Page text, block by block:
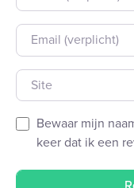
E-mail
Site
Bewaar mijn
keer dat ik een